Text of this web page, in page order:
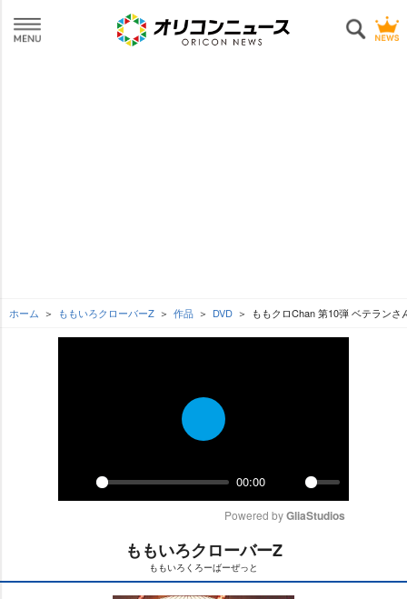
ホーム ももいろクローバーZ 作品 DVD ももクロChan 第10弾 ベテラン
P
00:00
M
u
P
Powered by GliaStudios
ももいろクローバーZ
ももいろくろーばーぜっと